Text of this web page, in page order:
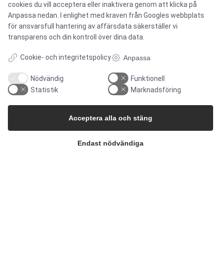
Presscenter
Portal för visselblåsare
cookies du vill acceptera eller inaktivera genom att klicka på
Anpassa nedan. I enlighet med kraven från Googles webbplats
för ansvarsfull hantering av affärsdatasäkerställer vi
transparens och din kontroll över dina data.
Cookie- och integritetspolicy Anpassa
Nödvändig
Funktionell
Statistik
Marknadsföring
Endast nödvändiga
Acceptera alla och stäng